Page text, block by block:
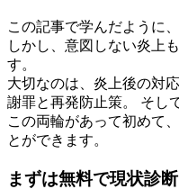
この記事で学んだように
しかし、意図しない炎上
す。
大切なのは、炎上後の対応
謝罪と再発防止策。 そし
この両輪があって初めて
とができます。
まずは無料で現状診